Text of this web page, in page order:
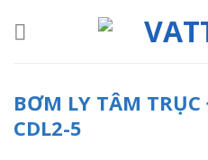
BƠM LY TÂM
CDL2-5